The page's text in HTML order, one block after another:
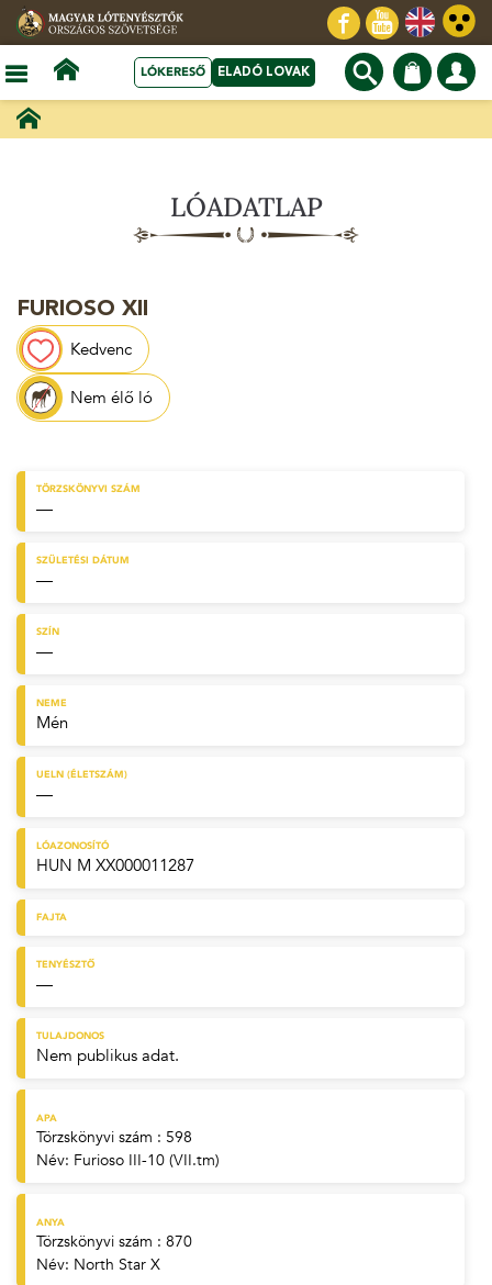
LÓKERESŐ ELADÓ LOVAK
LÓADATLAP
FURIOSO XII
Kedvenc
Nem élő ló
TÖRZSKÖNYVI SZÁM
—
SZÜLETÉSI DÁTUM
—
SZÍN
—
NEME
Mén
UELN (ÉLETSZÁM)
—
LÓAZONOSÍTÓ
HUN M XX000011287
FAJTA
TENYÉSZTŐ
—
TULAJDONOS
Nem publikus adat.
APA
Törzskönyvi szám : 598
Név: Furioso III-10 (VII.tm)
ANYA
Törzskönyvi szám : 870
Név: North Star X